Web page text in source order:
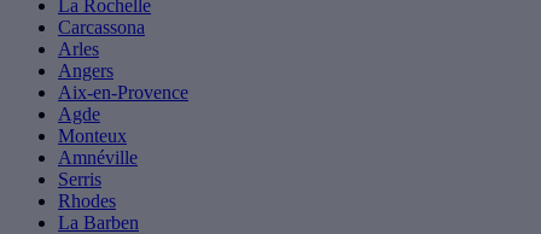
La Rochelle
Carcassona
Arles
Angers
Aix-en-Provence
Agde
Monteux
Amnéville
Serris
Rhodes
La Barben